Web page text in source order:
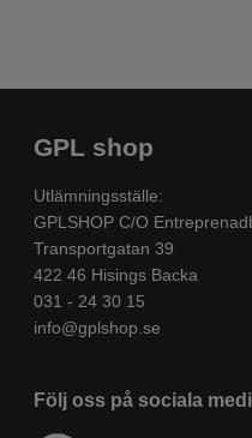
GPL shop
Utlämningsställe:
GPLSHOP C/O
Transportgatan 39
422 46 Hisings Backa
031 - 24 30 15
info@gplshop.se
Följ oss på sociala